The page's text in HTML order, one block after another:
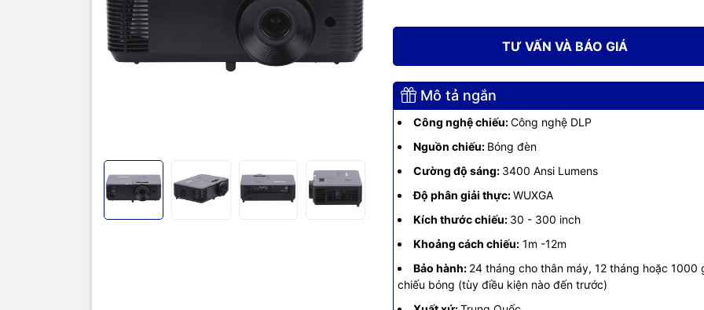
TƯ VẤN VÀ BÁO GIÁ
Mô tả ngắn
Công nghệ chiếu:Công nghệ DLP
Nguồn chiếu: Bóng đèn
Cường độ sáng: 3400 Ansi Lumens
Độ phân giải thực:WUXGA
Kích thước chiếu: 30 - 300 inch
Khoảng cách chiếu: 1m -12m
Bảo hành: 24 tháng cho thân máy, 12 tháng hoặc 1000
chiếu bóng (tùy điều kiện nào đến trước)
Thông số kỹ thuật
WUXGA (1024 x 768)
30,000:1
Tỉ lệ khung hình 4:3
1.1x
Kích thước màn chiếu 30″->300″
Khoảng cách chiếu 1m – 12m